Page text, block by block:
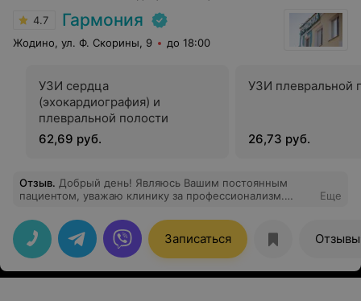
4.7 Гармония
Жодино, ул. Ф. Скорины, 9 до 18:00
УЗИ сердца
(эхокардиография) и
плевральной полости
62,69 руб.
УЗИ плевральной
26,73 руб.
Отзыв. Добрый день! Являюсь Вашим постоянным
пациентом, уважаю клинику за профессионализм.
встала проблема наблюдения у педиатра, не можем
найти хорошего не в Жодино, не в Борисове.
Пожалуйста, начните расширение деятельности в
данном направлении! Очень в Вас нуждаемся!
Еще
Записаться Отзывы